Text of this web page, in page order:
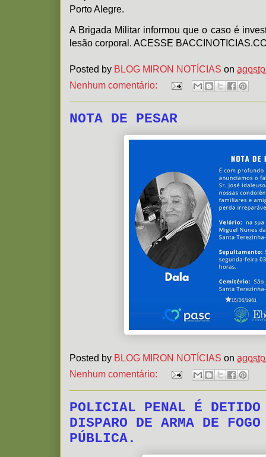
Porto Alegre.
A Brigada Militar informou que o caso é
lesão corporal. ACESSE
Posted by BLOG MIRON NOTÍCIAS on
Nenhum comentário:
NOTA DE PESAR
Posted by BLOG MIRON NOTÍCIAS on
Nenhum comentário:
POLICIAL PENAL É DETIDO
DISPARO DE ARMA DE
PÚBLICA.